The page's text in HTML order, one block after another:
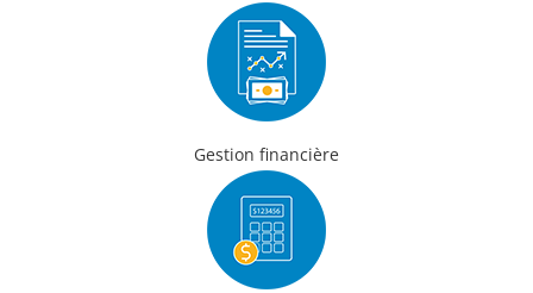
Gestion financière